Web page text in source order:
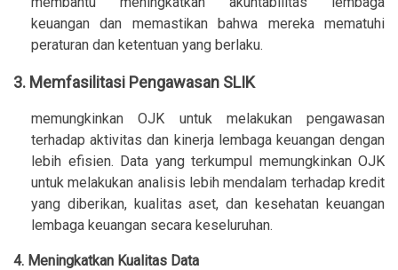
keuangan dan memastikan bahwa mereka mematuhi
peraturan dan ketentuan yang berlaku.
3. Memfasilitasi Pengawasan SLIK
memungkinkan OJK untuk melakukan pengawasan
terhadap aktivitas dan kinerja lembaga keuangan dengan
lebih efisien. Data yang terkumpul memungkinkan OJK
untuk melakukan analisis lebih mendalam terhadap kredit
yang diberikan, kualitas aset, dan kesehatan keuangan
lembaga keuangan secara keseluruhan.
4. Meningkatkan Kualitas Data